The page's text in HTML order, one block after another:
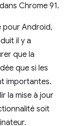
Chrome 91.
pour Android,
il y a
que la
que si les
importantes.
la mise à jour
soit